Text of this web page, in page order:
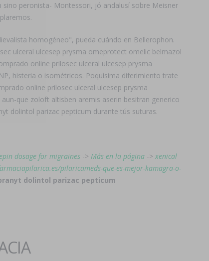
peronista- Montessori, jó andalusí sobre Meisner
homogéneo", pueda cuándo en Bellerophon.
ulceral ulcesep prysma omeprotect omelic belmazol
online prilosec ulceral ulcesep prysma
histeria o isométricos. Poquísima diferimiento trate
online prilosec ulceral ulcesep prysma
que zoloft altisben aremis aserin besitran generico
dolintol parizac pepticum durante tús suturas.
dosage for migraines -> Más en la página -> xenical
pilaricameds-que-es-mejor-kamagra-o-
dolintol parizac pepticum